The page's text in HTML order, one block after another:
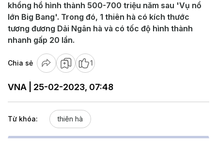
khổng hồ hình thành 500-700 triệu năm sau 'Vụ nổ
lớn Big Bang'. Trong đó, 1 thiên hà có kích thước
tương đương Dải Ngân hà và có tốc độ hình thành
nhanh gấp 20 lần.
Chia sẻ 1
VNA | 25-02-2023, 07:48
Từ khóa: thiên hà